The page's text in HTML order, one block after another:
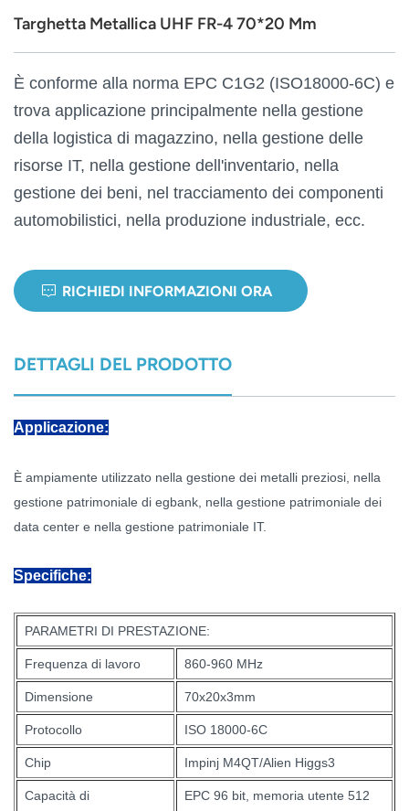
Melayu
แบบไทย
Indonesia
Targhetta Metallica UHF FR-4 70*20 Mm
È conforme alla norma EPC C1G2 (ISO18000-6C) e
trova applicazione principalmente nella gestione
della logistica di magazzino, nella gestione delle
risorse IT, nella gestione dell'inventario, nella
gestione dei beni, nel tracciamento dei componenti
automobilistici, nella produzione industriale, ecc.
RICHIEDI INFORMAZIONI ORA
DETTAGLI DEL PRODOTTO
Applicazione:
È ampiamente utilizzato nella gestione dei metalli preziosi, nella
gestione patrimoniale di egbank, nella gestione patrimoniale dei
data center e nella gestione patrimoniale IT.
Specifiche:
PARAMETRI DI PRESTAZIONE:
Frequenza di lavoro 860-960 MHz
Dimensione 70x20x3mm
Protocollo ISO 18000-6C
Chip Impinj M4QT/Alien Higgs3
Capacità di
EPC 96 bit, memoria utente 512